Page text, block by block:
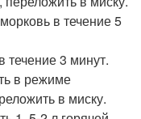
в течение 5
течение 3 минут.
в режиме
в миску.